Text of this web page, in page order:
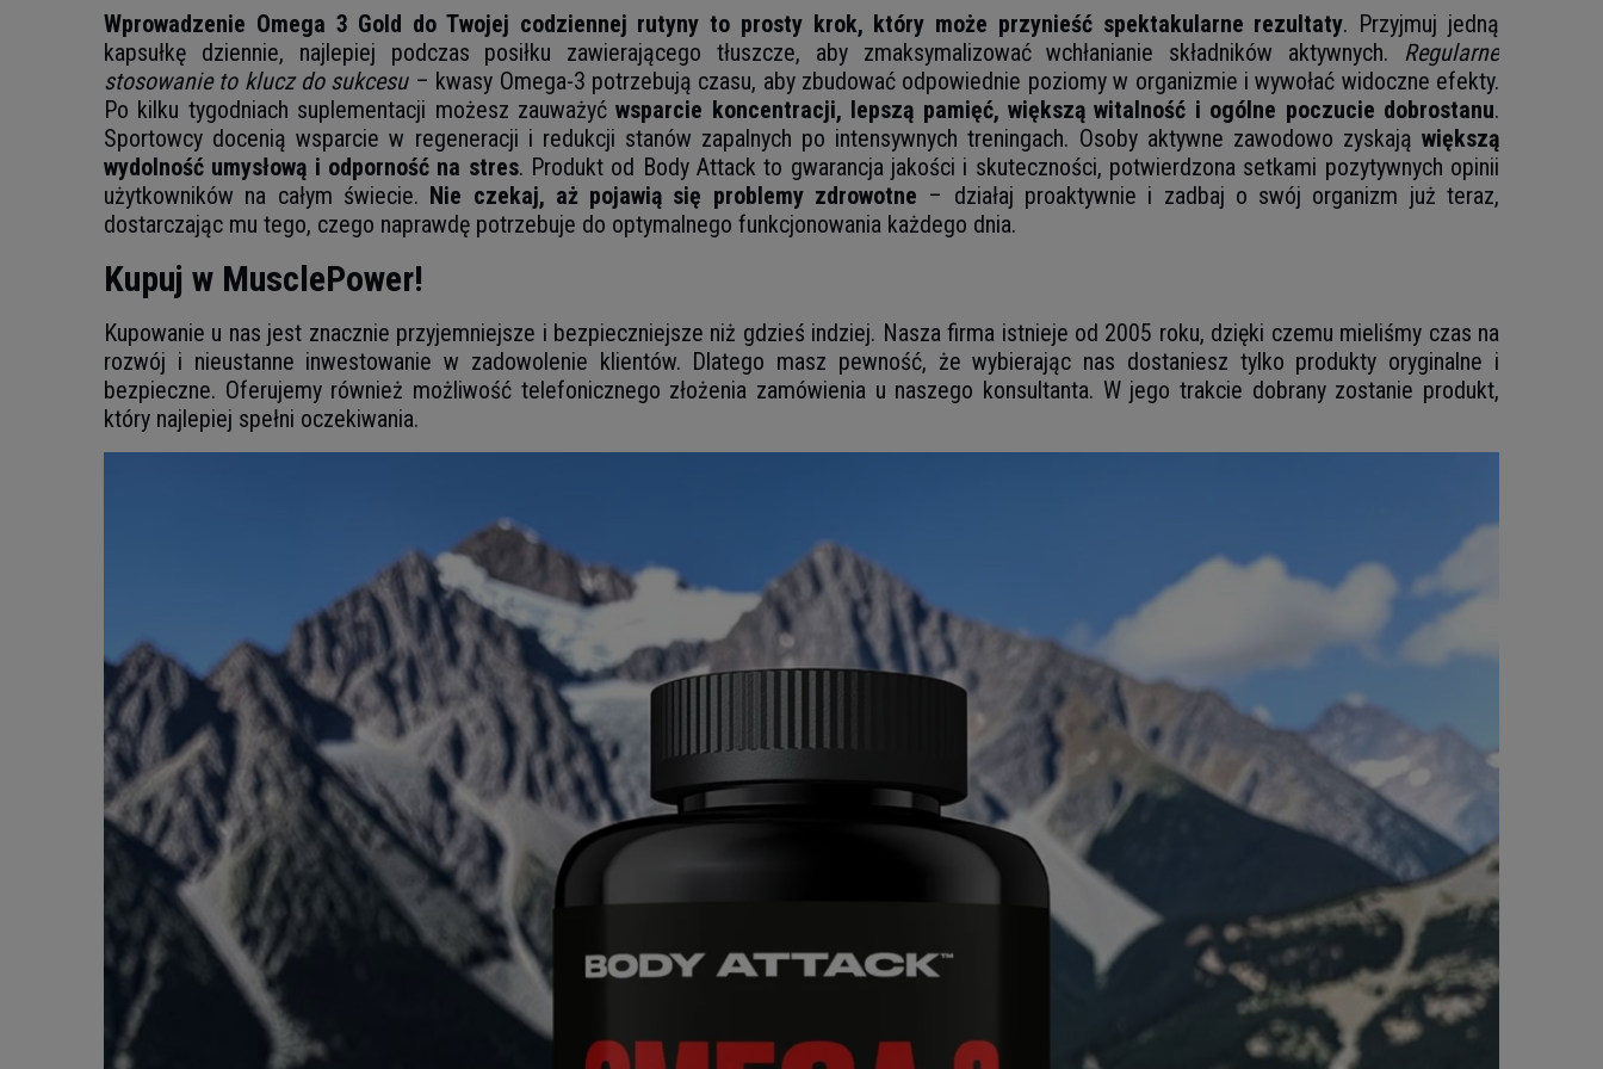
Wprowadzenie Omega 3 Gold do Twojej codziennej rutyny to prosty krok, który może przynieść spektakularne rezultaty. Przyjmuj jedną
kapsułkę dziennie, najlepiej podczas posiłku zawierającego tłuszcze, aby zmaksymalizować wchłanianie składników aktywnych. Regularne
stosowanie to klucz do sukcesu– kwasy Omega-3 potrzebują czasu, aby zbudować odpowiednie poziomy w organizmie i wywołać widoczne efekty.
Po kilku tygodniach suplementacji możesz zauważyćwsparcie koncentracji, lepszą pamięć, większą witalność i ogólne poczucie dobrostanu.
Sportowcy docenią wsparcie w regeneracji i redukcji stanów zapalnych po intensywnych treningach. Osoby aktywne zawodowo zyskają większą
wydolność umysłową i odporność na stres. Produkt od Body Attack to gwarancja jakości i skuteczności, potwierdzona setkami pozytywnych opinii
użytkowników na całym świecie. Nie czekaj, aż pojawią się problemy zdrowotne – działaj proaktywnie i zadbaj o swój organizm już teraz,
dostarczając mu tego, czego naprawdę potrzebuje do optymalnego funkcjonowania każdego dnia.
Kupuj w MusclePower!
Kupowanie u nas jest znacznie przyjemniejsze i bezpieczniejsze niż gdzieś indziej. Nasza firma istnieje od 2005 roku, dzięki czemu mieliśmy czas na
rozwój i nieustanne inwestowanie w zadowolenie klientów. Dlatego masz pewność, że wybierając nas dostaniesz tylko produkty oryginalne i
bezpieczne. Oferujemy również możliwość telefonicznego złożenia zamówienia u naszego konsultanta. W jego trakcie dobrany zostanie produkt,
który najlepiej spełni oczekiwania.